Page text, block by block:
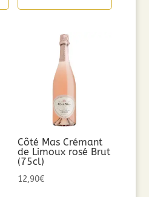
Côté Mas Crémant
de Limoux rosé Brut
(75cl)
12,90€